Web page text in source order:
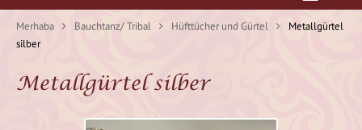
Merhaba Bauchtanz/ Tribal Hüfttücher und Gürtel
Metallgürtel
silber
Metallgürtel silber